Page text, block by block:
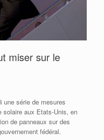
miser sur le
une série de mesures
solaire aux Etats-Unis, en
de panneaux sur des
fédéral.